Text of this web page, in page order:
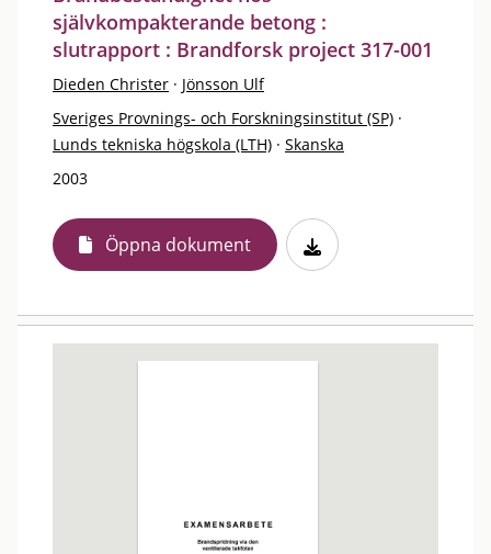
självkompakterande betong :
slutrapport : Brandforsk project 317-001
Dieden Christer · Jönsson Ulf
Sveriges Provnings- och Forskningsinstitut (SP) ·
Lunds tekniska högskola (LTH) · Skanska
2003
Öppna dokument